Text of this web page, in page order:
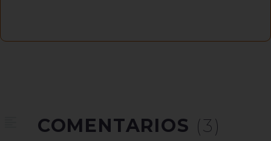
COMENTARIOS (3)